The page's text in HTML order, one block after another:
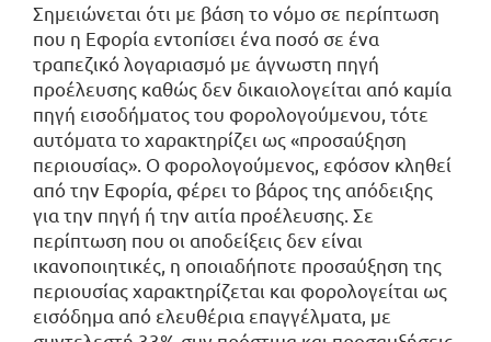
Σημειώνεται ότι με βάση το νόμο σε περίπτωση
που η Εφορία εντοπίσει ένα ποσό σε ένα
τραπεζικό λογαριασμό με άγνωστη πηγή
προέλευσης καθώς δεν δικαιολογείται από καμία
πηγή εισοδήματος του φορολογούμενου, τότε
αυτόματα το χαρακτηρίζει ως «προσαύξηση
περιουσίας». Ο φορολογούμενος, εφόσον κληθεί
από την Εφορία, φέρει το βάρος της απόδειξης
για την πηγή ή την αιτία προέλευσης. Σε
περίπτωση που οι αποδείξεις δεν είναι
ικανοποιητικές, η οποιαδήποτε προσαύξηση της
περιουσίας χαρακτηρίζεται και φορολογείται ως
εισόδημα από ελευθέρια επαγγέλματα, με